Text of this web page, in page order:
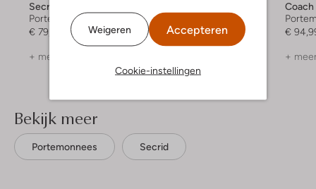
Weigeren Accepteren
Cookie-instellingen
Secrid
Portemonnee
€ 79,99
+ meer kleuren
Portemonnee
€ 69,99
Coach
€
+
Bekijk meer
Portemonnees Secrid